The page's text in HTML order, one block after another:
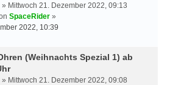
» Mittwoch 21. Dezember 2022, 09:13
SpaceRider »
2022, 10:39
(Weihnachts Spezial 1) ab
» Mittwoch 21. Dezember 2022, 09:08